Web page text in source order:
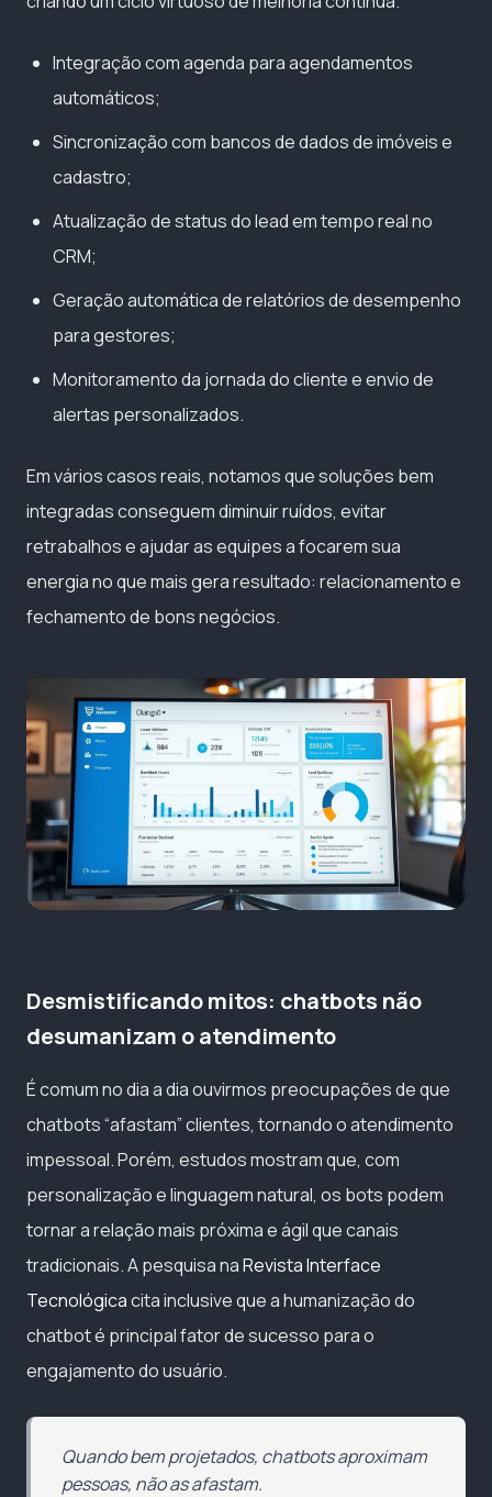
Integração com agenda para agendamentos
automáticos;
Sincronização com bancos de dados de imóveis e
cadastro;
Atualização de status do lead em tempo real no
CRM;
Geração automática de relatórios de desempenho
para gestores;
Monitoramento da jornada do cliente e envio de
alertas personalizados.
Em vários casos reais, notamos que soluções bem
integradas conseguem diminuir ruídos, evitar
retrabalhos e ajudar as equipes a focarem sua
energia no que mais gera resultado: relacionamento e
fechamento de bons negócios.
Desmistificando mitos: chatbots não
desumanizam o atendimento
É comum no dia a dia ouvirmos preocupações de que
chatbots “afastam” clientes, tornando o atendimento
impessoal. Porém, estudos mostram que, com
personalização e linguagem natural, os bots podem
tornar a relação mais próxima e ágil que canais
tradicionais. A pesquisa naRevista Interface
Tecnológicacita inclusive que a humanização do
chatbot é principal fator de sucesso para o
engajamento do usuário.
Quando bem projetados, chatbots aproximam
pessoas, não as afastam.